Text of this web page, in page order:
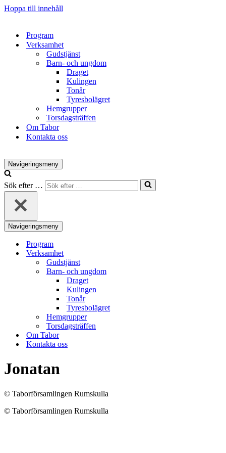
Hoppa till innehåll
Program
Verksamhet
Gudstjänst
Barn- och ungdom
Draget
Kulingen
Tonår
Tyresbolägret
Hemgrupper
Torsdagsträffen
Om Tabor
Kontakta oss
Navigeringsmeny
Sök efter …
Navigeringsmeny
Program
Verksamhet
Gudstjänst
Barn- och ungdom
Draget
Kulingen
Tonår
Tyresbolägret
Hemgrupper
Torsdagsträffen
Om Tabor
Kontakta oss
Jonatan
© Taborförsamlingen Rumskulla
© Taborförsamlingen Rumskulla